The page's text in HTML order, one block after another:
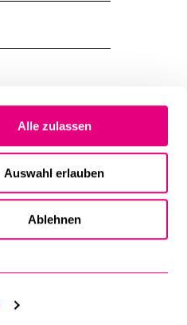
Alle zulassen
Auswahl erlauben
Ablehnen
Inhaltsverzeichnis